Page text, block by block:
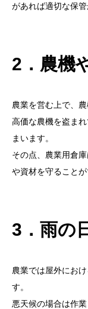
があれば適切な保管
2．農機
農業を営む上で、
高価な農機を盗ま
まいます。
その点、農業用倉
や資材を守ることが
3．雨の
農業では屋外にお
す。
悪天候の場合は作